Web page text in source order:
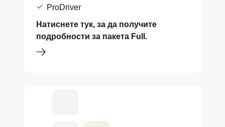
ProDriver
Натиснете тук, за да получите
подробности за пакета Full.